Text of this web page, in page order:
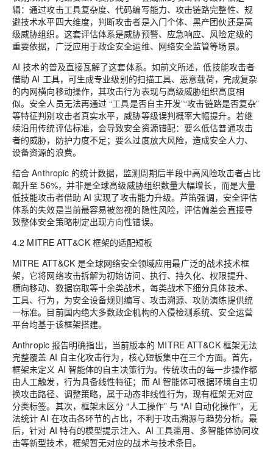
辑：通过攻击工具复杂度、代码编写能力、攻击链路完整性、规
避技术水平四大维度，判断攻击者是入门个体、黑产团伙还是高
级威胁组织。这套评估体系是威胁预警、应急响应、风险定级的
重要依据，广泛应用于政企安全运维、网络安全监管等场景。
AI 技术的普及直接瓦解了这套体系。如前文所述，低技能攻击者
借助 AI 工具，可生成专业级别的扫描工具、恶意载荷，完成复杂
的内网横向移动操作，其攻击行为表现与高级威胁组织高度相
似。安全人员无法再通过 “工具是否自主开发”“攻击链路是否复杂”
等特征判别攻击者真实水平，威胁等级误判概率大幅提升。若继
续沿用传统评估标准，会导致安全资源错配：要么低估普通攻击
者的威胁，防护力度不足；要么过度放大风险，造成安全人力、
设备资源的浪费。
结合 Anthropic 的统计数据，监测周期后半段中高风险攻击者占比
飙升至 56%，并非是全球高级威胁组织数量大幅增长，而是大量
低技能攻击者借助 AI 实现了攻击能力升级。芦笛强调，安全评估
体系的失效是当前最容易被忽视的隐性风险，评估偏差会直接导
致整体安全策略制定出现方向性错误。
4.2 MITRE ATT&CK 框架的适配短板
MITRE ATT&CK 是全球网络安全领域应用最广泛的战术技术框
架，它将网络攻击拆解为初始访问、执行、持久化、权限提升、
横向移动、数据窃取等十余类战术，每类战术下细分具体技术、
工具、行为，为安全设备规则编写、攻击溯源、攻防演练提供统
一标准。目前国内绝大多数政企机构的入侵检测系统、安全运营
平台均基于该框架搭建。
Anthropic 报告明确指出，当前版本的 MITRE ATT&CK 框架无法
完整覆盖 AI 自主化攻击行为，核心短板集中在三个方面。首先，
框架未定义 AI 智能体的自主决策行为。传统攻击的每一步操作都
由人工触发，行为具备线性特征；而 AI 智能体可根据环境自主切
换攻击路径、调整策略，属于动态非线性行为，现有框架无对应
分类标签。其次，框架未区分 “人工操作” 与 “AI 自动化操作”，无
法统计 AI 在攻击各环节的占比，不利于攻击溯源与趋势分析。最
后，针对 AI 特有的模型提示注入、AI 工具滥用、多智能体协同攻
击等新型技术，框架暂无对应的战术与技术条目。